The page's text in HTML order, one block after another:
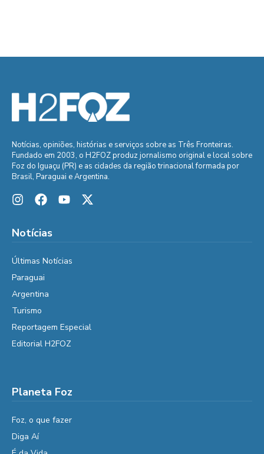
Notícias, opiniões, histórias e serviços sobre as Três Fronteiras.
Fundado em 2003, o H2FOZ produz jornalismo original e local sobre
Foz do Iguaçu (PR) e as cidades da região trinacional formada por
Brasil, Paraguai e Argentina.
Notícias
Últimas Notícias
Paraguai
Argentina
Turismo
Reportagem Especial
Editorial H2FOZ
Planeta Foz
Foz, o que fazer
Diga Aí